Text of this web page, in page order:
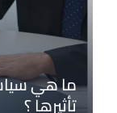
ما هي
تأثيرها ؟